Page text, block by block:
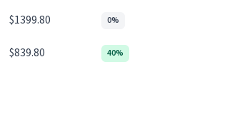
$1399.80 0%
$839.80 40%